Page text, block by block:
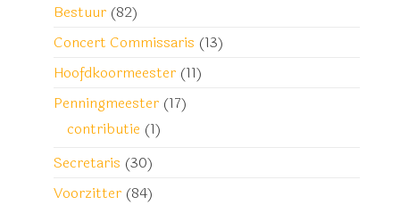
Bestuur (82)
Concert Commissaris (13)
Hoofdkoormeester (11)
Penningmeester (17)
contributie (1)
Secretaris (30)
Voorzitter (84)